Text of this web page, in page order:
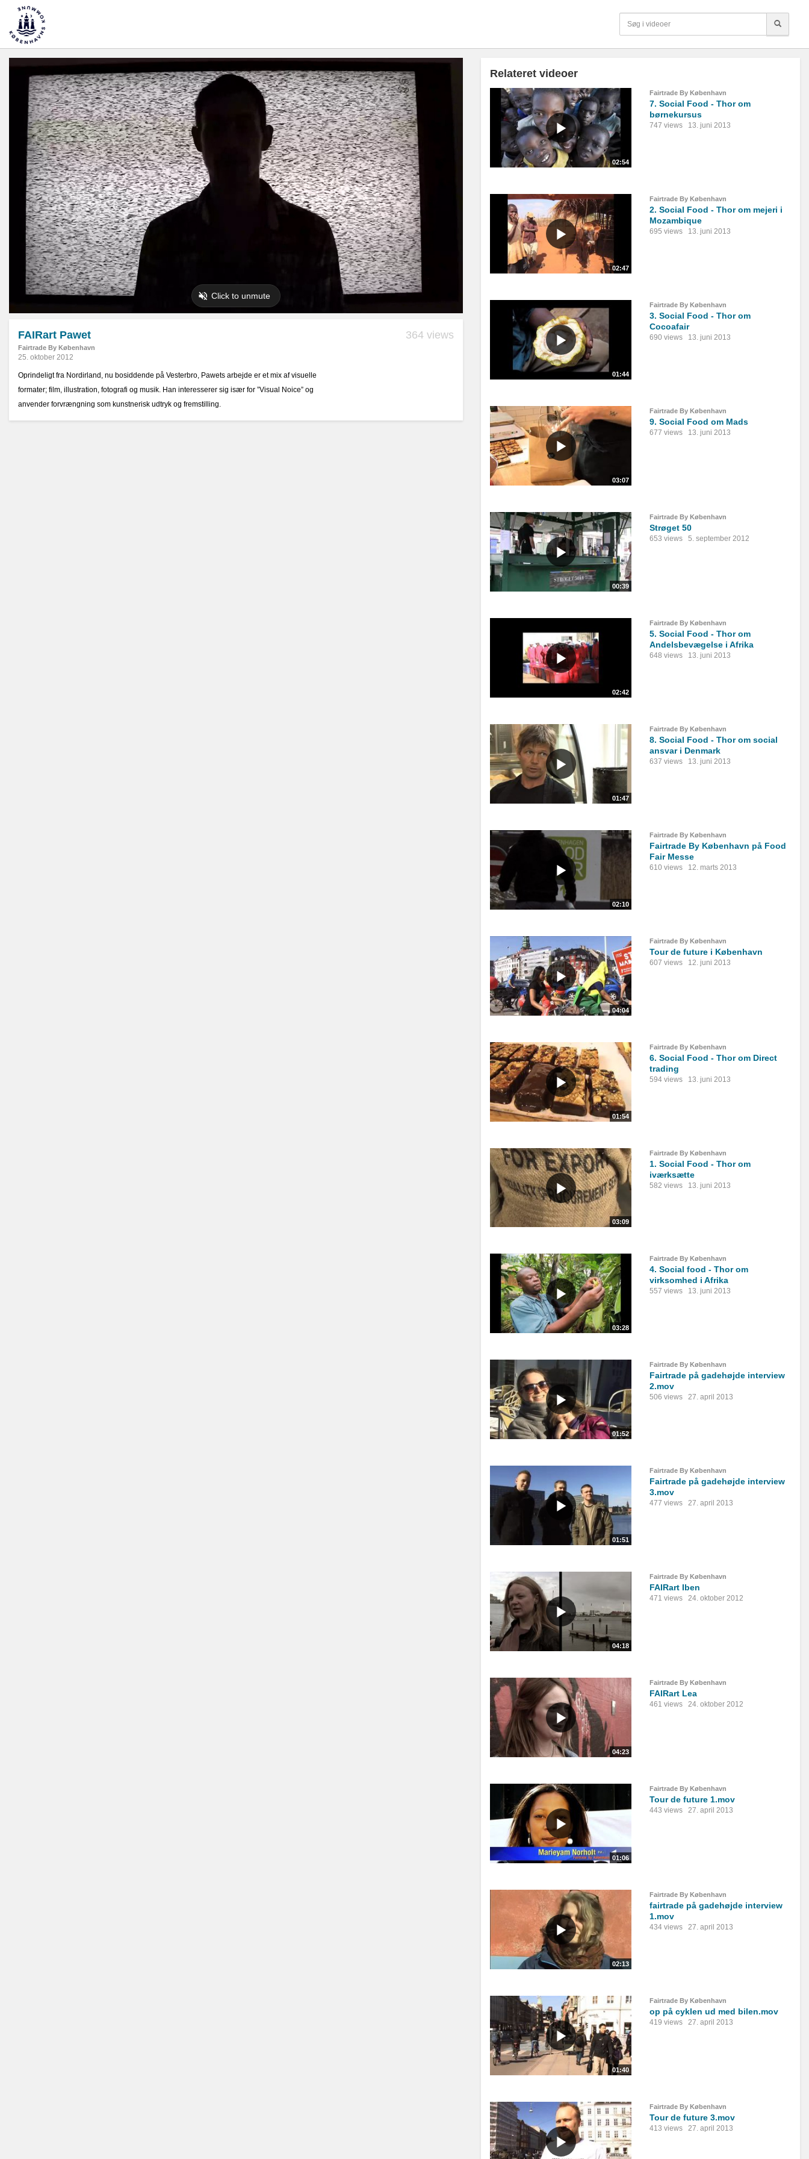
FAIRart Pawet
Fairtrade By København
364 views
25. oktober 2012
Oprindeligt fra Nordirland, nu bosiddende på Vesterbro, Pawets arbejde er et mix af visuelle
formater; film, illustration, fotografi og musik. Han interesserer sig især for ”Visual Noice” og
anvender forvrængning som kunstnerisk udtryk og fremstilling.
Relateret videoer
02:54
Fairtrade By København
7. Social Food - Thor om
børnekursus
747 views 13. juni 2013
02:47
Fairtrade By København
2. Social Food - Thor om mejeri i
Mozambique
695 views 13. juni 2013
01:44
Fairtrade By København
3. Social Food - Thor om
Cocoafair
690 views 13. juni 2013
03:07
Fairtrade By København
9. Social Food om Mads
677 views 13. juni 2013
00:39
Fairtrade By København
Strøget 50
653 views 5. september 2012
02:42
Fairtrade By København
5. Social Food - Thor om
Andelsbevægelse i Afrika
648 views 13. juni 2013
01:47
Fairtrade By København
8. Social Food - Thor om social
ansvar i Denmark
637 views 13. juni 2013
02:10
Fairtrade By København
Fairtrade By København på Food
Fair Messe
610 views 12. marts 2013
04:04
Fairtrade By København
Tour de future i København
607 views 12. juni 2013
01:54
Fairtrade By København
6. Social Food - Thor om Direct
trading
594 views 13. juni 2013
03:09
Fairtrade By København
1. Social Food - Thor om
iværksætte
582 views 13. juni 2013
03:28
Fairtrade By København
4. Social food - Thor om
virksomhed i Afrika
557 views 13. juni 2013
01:52
Fairtrade By København
Fairtrade på gadehøjde interview
2.mov
506 views 27. april 2013
01:51
Fairtrade By København
Fairtrade på gadehøjde interview
3.mov
477 views 27. april 2013
04:18
Fairtrade By København
FAIRart Iben
471 views 24. oktober 2012
04:23
Fairtrade By København
FAIRart Lea
461 views 24. oktober 2012
01:06
Fairtrade By København
Tour de future 1.mov
443 views 27. april 2013
02:13
Fairtrade By København
fairtrade på gadehøjde interview
1.mov
434 views 27. april 2013
01:40
Fairtrade By København
op på cyklen ud med bilen.mov
419 views 27. april 2013
Fairtrade By København
Tour de future 3.mov
413 views 27. april 2013